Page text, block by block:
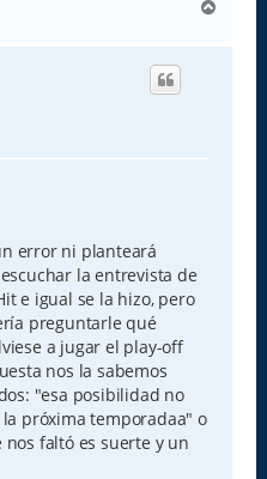
r
error ni planteará
la entrevista de
e igual se la hizo, pero
preguntarle qué
a jugar el play-off
nos la sabemos
"esa posibilidad no
próxima temporadaa" o
faltó es suerte y un